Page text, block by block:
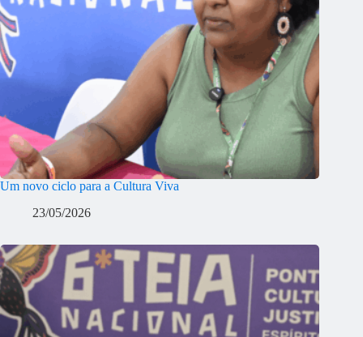
Um novo ciclo para a Cultura Viva
23/05/2026